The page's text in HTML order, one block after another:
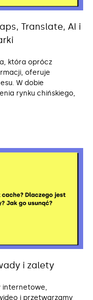
Translate, AI i
która oprócz
oferuje
W dobie
rynku chińskiego,
i zalety
internetowe,
i przetwarzamy